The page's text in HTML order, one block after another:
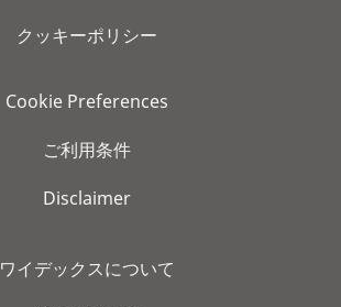
クッキーポリシー
Cookie Preferences
ご利用条件
Disclaimer
ワイデックスについて